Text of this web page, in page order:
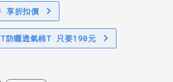
享折扣價
防曬透氣棉T 只要190元